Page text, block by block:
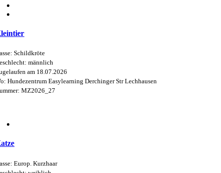
Schildkröte
männlich
am 18.07.2026
Hundezentrum Easylearning Derchinger Str Lechhausen
MZ2026_27
Europ. Kurzhaar